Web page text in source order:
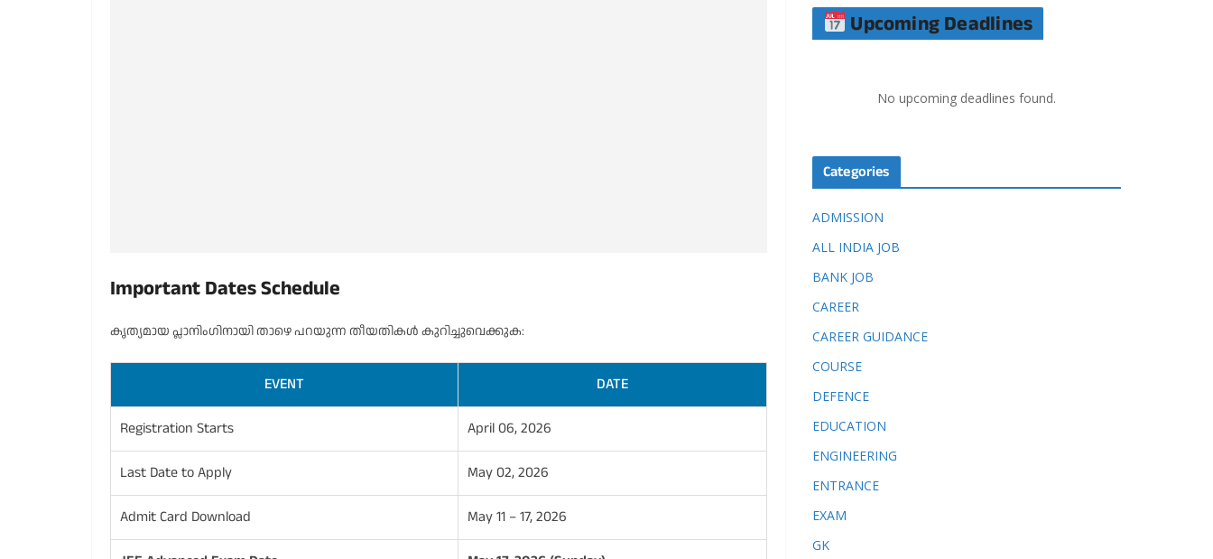
Important Dates Schedule
കൃത്യമായ പ്ലാനിംഗിനായി താഴെ പറയുന്ന തീയതികൾ കുറിച്ചുവെക്കുക:
EVENT DATE
Registration Starts April 06, 2026
Last Date to Apply May 02, 2026
Admit Card Download May 11 – 17, 2026
Upcoming Deadlines
No upcoming deadlines found.
Categories
ADMISSION
ALL INDIA JOB
BANK JOB
CAREER
CAREER GUIDANCE
COURSE
DEFENCE
EDUCATION
ENGINEERING
ENTRANCE
EXAM
GK